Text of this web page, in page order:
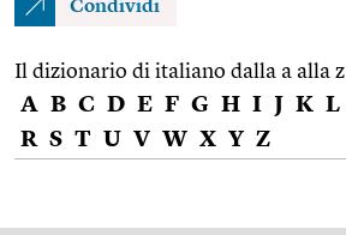
Condividi
Il dizionario di italiano dalla a alla z
A B C D E F G H I J K L
R S T U V W X Y Z